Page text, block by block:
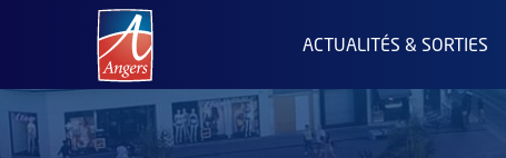
Angers.fr : Retour à l'accueil
ACTUALITÉS & SORTIES